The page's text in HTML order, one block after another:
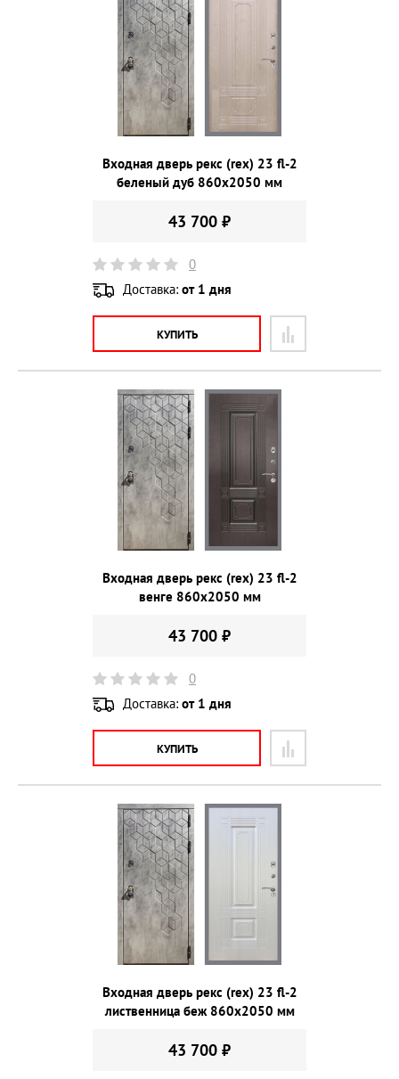
Входная дверь рекс (rex) 23 fl-2
беленый дуб 860х2050 мм
43 700 ₽
0
Доставка: от 1 дня
КУПИТЬ
Входная дверь рекс (rex) 23 fl-2
венге 860х2050 мм
43 700 ₽
0
Доставка: от 1 дня
КУПИТЬ
Входная дверь рекс (rex) 23 fl-2
лиственница беж 860х2050 мм
43 700 ₽